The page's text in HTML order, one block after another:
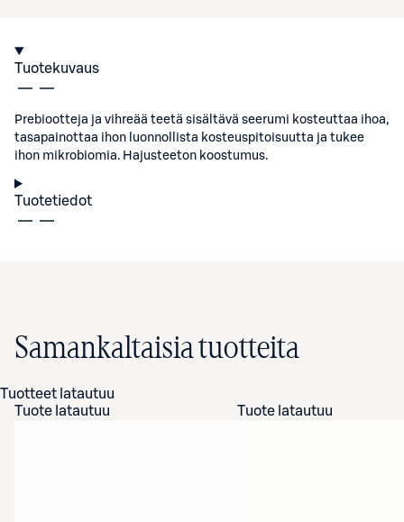
Tuotekuvaus
Prebiootteja ja vihreää teetä sisältävä seerumi kosteuttaa ihoa,
tasapainottaa ihon luonnollista kosteuspitoisuutta ja tukee
ihon mikrobiomia. Hajusteeton koostumus.
Tuotetiedot
Samankaltaisia tuotteita
Tuotteet latautuu
Tuote latautuu
Tuote latautuu